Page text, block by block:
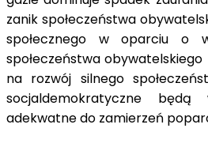
zanik społeczeństwa
społecznego w oparciu o
społeczeństwa
na rozwój silnego
socjaldemokratyczne
adekwatne do zamierzeń